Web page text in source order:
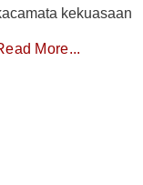
kekuasaan
More...